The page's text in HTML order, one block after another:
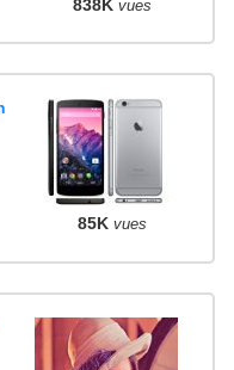
838K vues
85K vues